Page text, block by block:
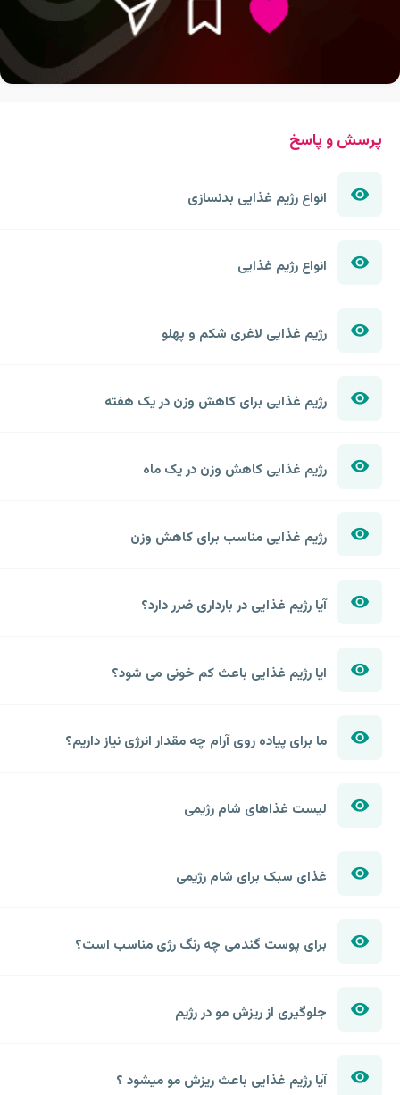
پرسش و پاسخ
انواع رژیم غذایی بدنسازی
انواع رژیم غذایی
رژیم غذایی لاغری شکم و پهلو
رژیم غذایی برای کاهش وزن در یک هفته
رژیم غذایی کاهش وزن در یک ماه
رژیم غذایی مناسب برای کاهش وزن
آیا رژیم غذایی در بارداری ضرر دارد؟
ایا رژیم غذایی باعث کم خونی می شود؟
ما برای پیاده روی آرام چه مقدار انرژی نیاز داریم؟
لیست غذاهای شام رژیمی
غذای سبک برای شام رژیمی
برای پوست گندمی چه رنگ رژی مناسب است؟
جلوگیری از ریزش مو در رژیم
آیا رژیم غذایی باعث ریزش مو میشود ؟